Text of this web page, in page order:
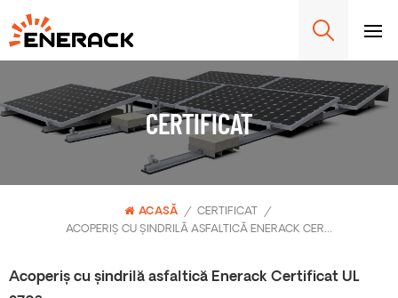
CERTIFICAT
ACASĂ / CERTIFICAT
/
ACOPERIȘ CU ȘINDRILĂ ASFALTICĂ ENERACK CERTIFICAT UL 2703
Acoperiș cu șindrilă asfaltică Enerack Certificat UL